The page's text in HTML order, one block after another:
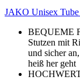
JAKO Unisex
BEQUEME
Stutzen mit
und sicher
heiß her geht